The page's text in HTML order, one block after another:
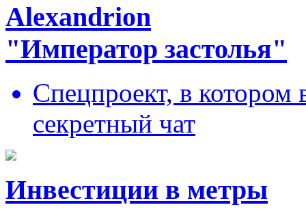
Alexandrion
"Император застолья"
Спецпроект, в котором
секретный чат
Инвестиции в метры